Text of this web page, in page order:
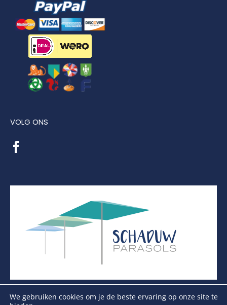
VOLG ONS
We gebruiken cookies om je de beste ervaring op onze site te